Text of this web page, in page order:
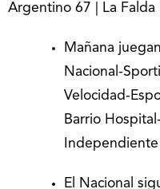
Argentino 67 | La Falda
Mañana
Nacional-
Velocidad-
Barrio
El Nacional